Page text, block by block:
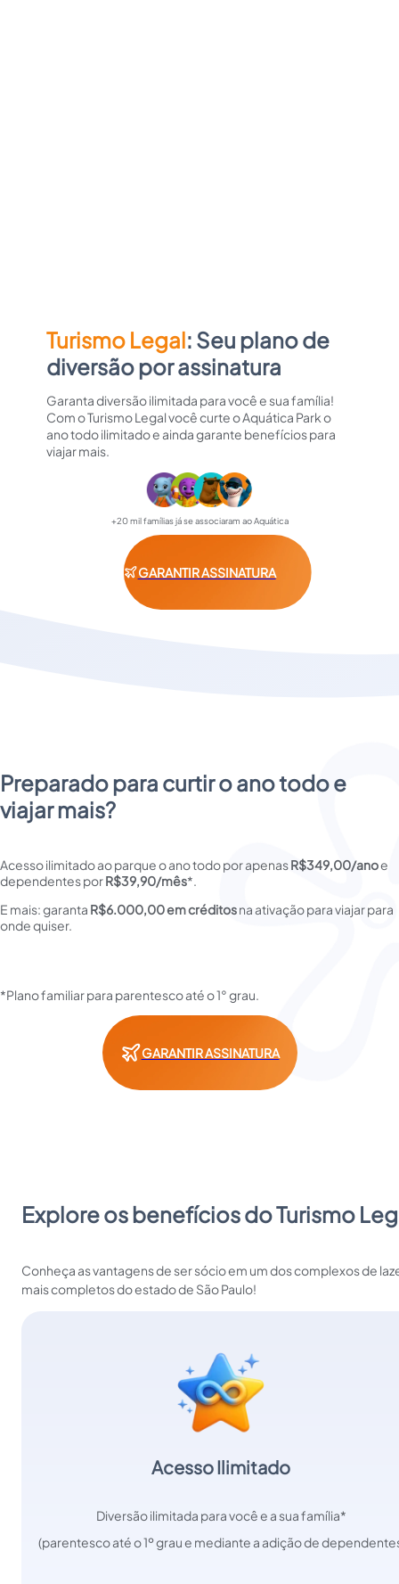
Turismo Legal: Seu plano de
diversão por assinatura
Garanta diversão ilimitada para você e sua família!
Com o Turismo Legal você curte o Aquática Park o
ano todo ilimitado e ainda garante benefícios para
viajar mais.
+20 mil famílias já se associaram ao Aquática
GARANTIR ASSINATURA
Preparado para curtir o ano todo e
viajar mais?
Acesso ilimitado ao parque o ano todo por apenas R$349,00/ano e
dependentes por R$39,90/mês*.
E mais: garanta R$6.000,00 em créditos na ativação para viajar para
onde quiser.
*Plano familiar para parentesco até o 1° grau.
GARANTIR ASSINATURA
Explore os benefícios do Turismo
Conheça as vantagens de ser sócio em um dos complexos de
mais completos do estado de São Paulo!
Acesso Ilimitado
Diversão ilimitada para você e a sua família*
(parentesco até o 1º grau e mediante a adição de